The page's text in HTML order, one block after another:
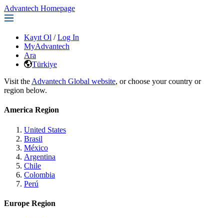
Advantech Homepage
Kayıt Ol / Log In
MyAdvantech
Ara
Türkiye
Visit the Advantech Global website, or choose your country or
region below.
America Region
United States
Brasil
México
Argentina
Chile
Colombia
Perú
Europe Region